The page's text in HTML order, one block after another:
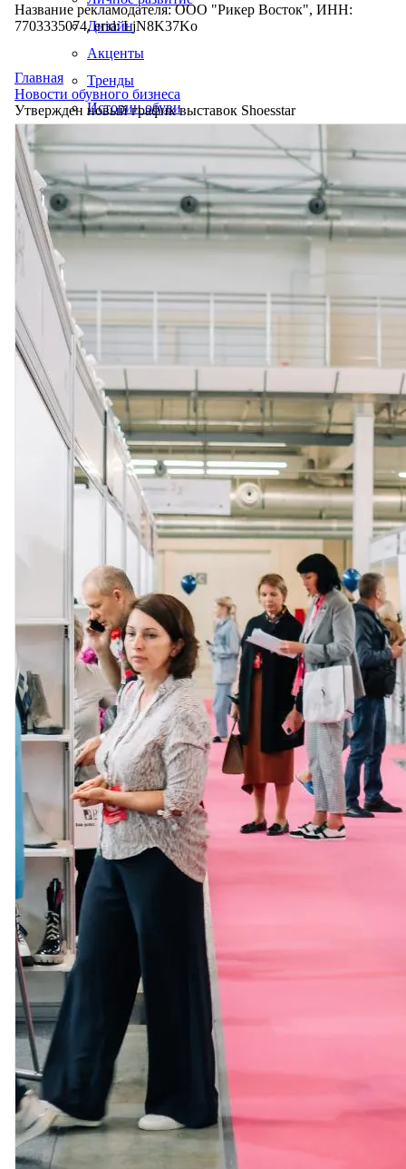
Дизайн
Акценты
Тренды
Истории обуви
Название рекламодателя: ООО "Рикер Восток", ИНН:
7703335074, erid: LjN8K37Ko
Главная
Новости обувного бизнеса
Утвержден новый график выставок Shoesstar